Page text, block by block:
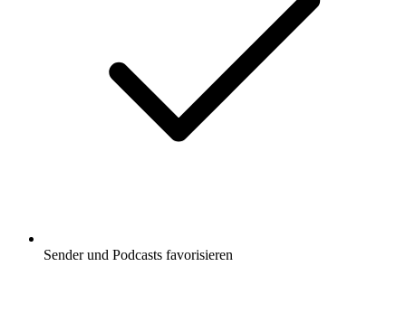
Sender und Podcasts favorisieren